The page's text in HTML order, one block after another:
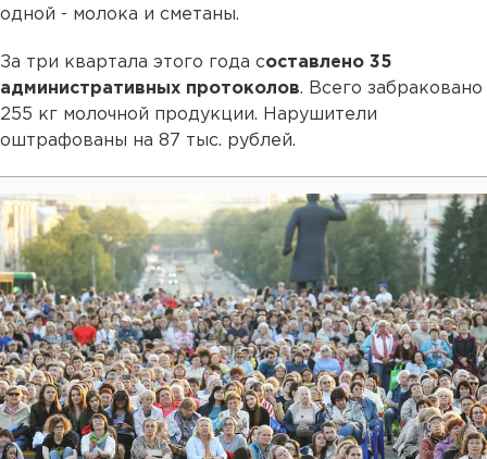
одной - молока и сметаны.
За три квартала этого года составлено 35
административных протоколов. Всего забраковано
255 кг молочной продукции. Нарушители
оштрафованы на 87 тыс. рублей.